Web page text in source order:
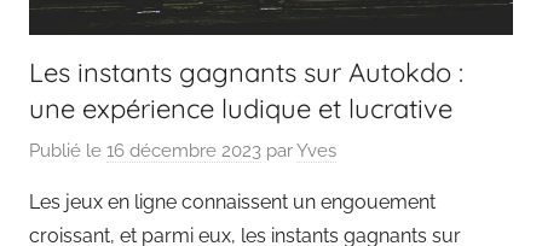
Les instants gagnants sur Autokdo :
une expérience ludique et lucrative
Publié le 16 décembre 2023 parYves
Les jeux en ligne connaissent un engouement
croissant, et parmi eux, les instants gagnants sur